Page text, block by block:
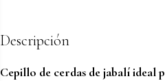
Descripción
Cepillo de cerdas de jabalí ideal